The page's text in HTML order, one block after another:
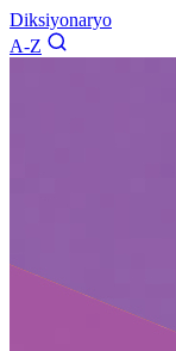
Diksiyonaryo
A-Z